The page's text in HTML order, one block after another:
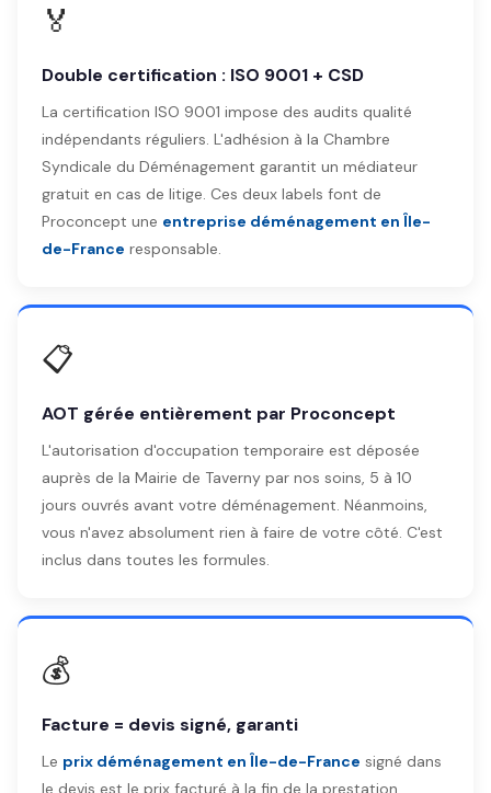
🏅
Double certification : ISO 9001 + CSD
La certification ISO 9001 impose des audits qualité
indépendants réguliers. L'adhésion à la Chambre
Syndicale du Déménagement garantit un médiateur
gratuit en cas de litige. Ces deux labels font de
Proconcept une entreprise déménagement en Île-
de-France responsable.
📋
AOT gérée entièrement par Proconcept
L'autorisation d'occupation temporaire est déposée
auprès de la Mairie de Taverny par nos soins, 5 à 10
jours ouvrés avant votre déménagement. Néanmoins,
vous n'avez absolument rien à faire de votre côté. C'est
inclus dans toutes les formules.
💰
Facture = devis signé, garanti
Le prix déménagement en Île-de-France signé dans
le devis est le prix facturé à la fin de la prestation.